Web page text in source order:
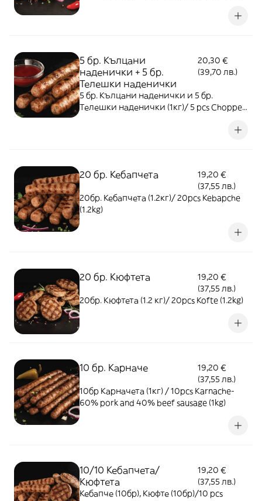
5 бр. Кълцани
наденички + 5 бр.
Телешки наденички
20,30 €
(39,70 лв.)
5 бр. Кълцани наденички и 5 бр.
Телешки наденички (1кг)/ 5 pcs Chopped
20 бр. Кебапчета
19,20 €
(37,55 лв.)
20бр. Кебапчета (1.2кг)/ 20pcs Kebapche
(1.2kg)
20 бр. Кюфтета
19,20 €
(37,55 лв.)
20бр. Кюфтета (1.2 кг)/ 20pcs Kofte (1.2kg)
10 бр. Карначе
19,20 €
(37,55 лв.)
10бр Карначета (1кг) / 10pcs Karnache-
60% pork and 40% beef sausage (1kg)
10/10 Кебапчета/
Кюфтета
19,20 €
(37,55 лв.)
Кебапче (10бр), Кюфте (10бр)/10 pcs